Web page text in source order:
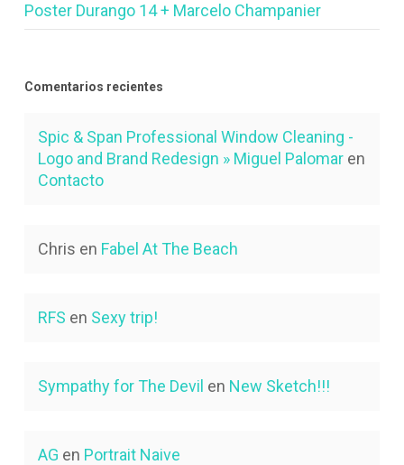
Poster Durango 14 + Marcelo Champanier
Comentarios recientes
Spic & Span Professional Window Cleaning -
Logo and Brand Redesign » Miguel Palomaren
Contacto
Chris en Fabel At The Beach
RFS en Sexy trip!
Sympathy for The Devil en New Sketch!!!
AG en Portrait Naive